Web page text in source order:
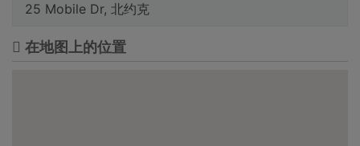
25 Mobile Dr, 北约克
在地图上的位置